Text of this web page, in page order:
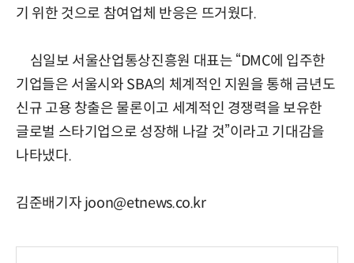
기 위한 것으로 참여업체 반응은 뜨거웠다.
심일보 서울산업통상진흥원 대표는 “DMC에 입주한
기업들은 서울시와 SBA의 체계적인 지원을 통해 금년도
신규 고용 창출은 물론이고 세계적인 경쟁력을 보유한
글로벌 스타기업으로 성장해 나갈 것”이라고 기대감을
나타냈다.
김준배기자 joon@etnews.co.kr